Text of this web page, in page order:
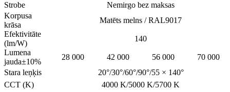
Strobe
Nemirgo bez maksas
Korpusa
krāsa
Matēts melns / RAL9017
Efektivitāte
(lm/W)
140
Lumena
jauda±10%
28 000 42 000 56 000
70 000
Stara leņķis
20°/30°/60°/90°/55 × 140°
CCT (K)
4000 K/5000 K/5700 K